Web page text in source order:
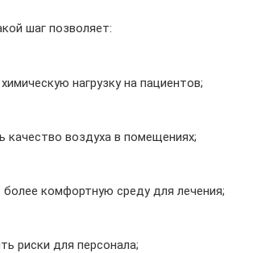
шаг позволяет:
нагрузку на пациентов;
качество воздуха в помещениях;
более комфортную среду для лечения;
риски для персонала;